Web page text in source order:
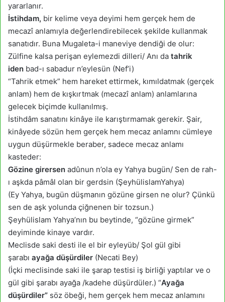
yararlanır.
İstihdam, bir kelime veya deyimi hem gerçek hem de
mecazî anlamıyla değerlendirebilecek şekilde kullanmak
sanatıdır. Buna Mugaleta-i maneviye dendiği de olur:
Zülfine kalsa perişan eylemezdi dilleri/ Anı da tahrik
iden bad-ı sabadur n’eylesün (Nef’i)
“Tahrik etmek” hem hareket ettirmek, kımıldatmak (gerçek
anlam) hem de kışkırtmak (mecazî anlam) anlamlarına
gelecek biçimde kullanılmış.
İstihdâm sanatını kinâye ile karıştırmamak gerekir. Şair,
kinâyede sözün hem gerçek hem mecaz anlamnı cümleye
uygun düşürmekle beraber, sadece mecaz anlamı
kasteder:
Gözine girersen adûnun n’ola ey Yahya bugün/ Sen de rah-
ı aşkda pâmâl olan bir gerdsin (ŞeyhülislamYahya)
(Ey Yahya, bugün düşmanın gözüne girsen ne olur? Çünkü
sen de aşk yolunda çiğnenen bir tozsun.)
Şeyhülislam Yahya’nın bu beytinde, “gözüne girmek”
deyiminde kinaye vardır.
Meclisde saki desti ile el bir eyleyüb/ Şol gül gibi
şarabı ayağa düşürdiler (Necati Bey)
(İçki meclisinde saki ile şarap testisi iş birliği yaptılar ve o
gül gibi şarabı ayağa /kadehe düşürdüler.) “Ayağa
düşürdiler” söz öbeği, hem gerçek hem mecaz anlamını